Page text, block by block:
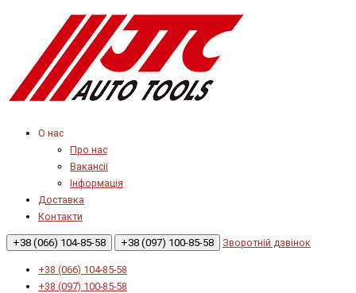
О нас
Про нас
Вакансії
Інформація
Доставка
Контакти
+38 (066) 104-85-58 +38 (097) 100-85-58 Зворотній дзвінок
+38 (066) 104-85-58
+38 (097) 100-85-58